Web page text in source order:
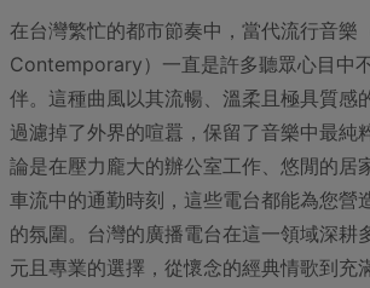
在台灣繁忙的都市節奏中，當代流行音樂
Contemporary）一直是許多聽眾心目中
伴。這種曲風以其流暢、溫柔且極具質感
過濾掉了外界的喧囂，保留了音樂中最純
論是在壓力龐大的辦公室工作、悠閒的居
車流中的通勤時刻，這些電台都能為您營
的氛圍。台灣的廣播電台在這一領域深耕
元且專業的選擇，從懷念的經典情歌到充